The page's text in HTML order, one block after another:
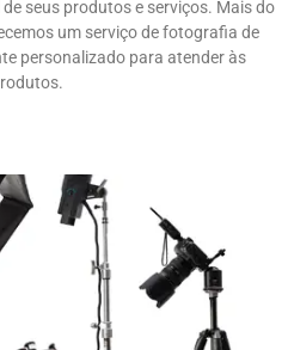
seus produtos e serviços. Mais do
um serviço de fotografia de
personalizado para atender às